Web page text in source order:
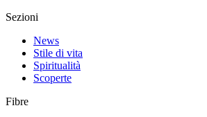
Sezioni
News
Stile di vita
Spiritualità
Scoperte
Fibre